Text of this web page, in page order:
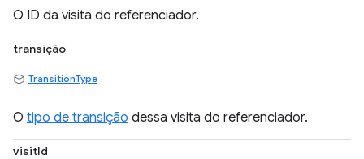
O ID da visita do referenciador.
transição
TransitionType
O tipo de transição dessa visita do referenciador.
visitId